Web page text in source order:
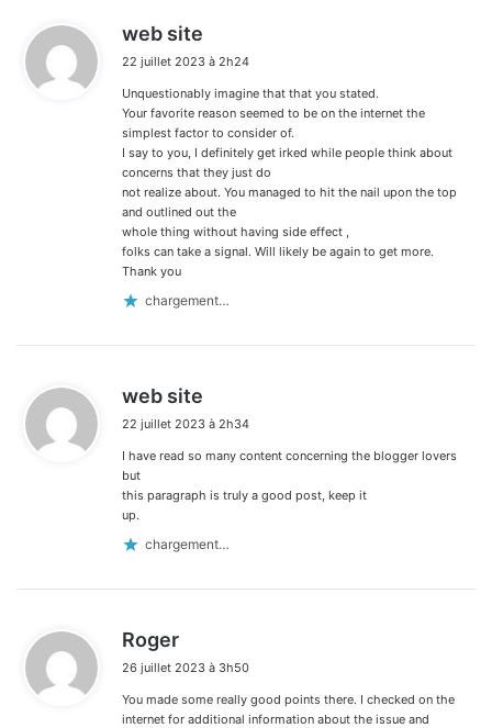
web site
t
:
22 juillet 2023 à 2h24
Unquestionably imagine that that you stated.
Your favorite reason seemed to be on the internet the
simplest factor to consider of.
I say to you, I definitely get irked while people think about
concerns that they just do
not realize about. You managed to hit the nail upon the top
and outlined out the
whole thing without having side effect ,
folks can take a signal. Will likely be again to get more.
Thank you
chargement…
web site
t
22 juillet 2023 à 2h34
I have read so many content concerning the blogger lovers
but
this paragraph is truly a good post, keep it
up.
chargement…
Roger
t
:
26 juillet 2023 à 3h50
You made some really good points there. I checked on the
internet for additional information about the issue and